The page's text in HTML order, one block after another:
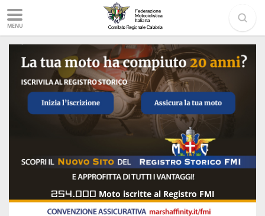
MENU
254.000 Moto iscritte al Registro FMI